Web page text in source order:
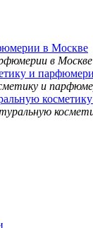
в Москве
и